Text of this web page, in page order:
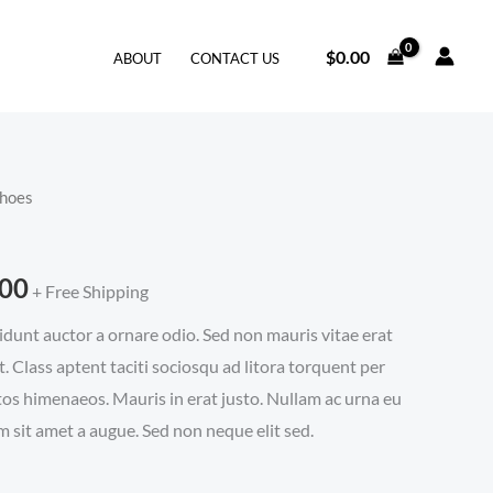
ABOUT CONTACT US $0.00
価
帯:
$200.00
–
$240.00
+ Free Shipping
auctor a ornare odio. Sed non mauris vitae erat
Class aptent taciti sociosqu ad litora torquent per
himenaeos. Mauris in erat justo. Nullam ac urna eu
amet a augue. Sed non neque elit sed.